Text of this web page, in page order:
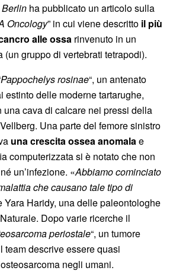
ha pubblicato un articolo sulla
Oncology” in cui viene descritto il più
alle ossa rinvenuto in un
(un gruppo di vertebrati tetrapodi).
Pappochelys rosinae“, un antenato
estinto delle moderne tartarughe,
una cava di calcare nei pressi della
Una parte del femore sinistro
una crescita ossea anomalae
computerizzata si è notato che non
un’infezione. «Abbiamo cominciato
che causano tale tipo di
Yara Haridy, una delle paleontologhe
Dopo varie ricerche il
periostale“, un tumore
team descrive essere quasi
negli umani.